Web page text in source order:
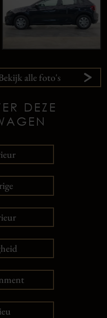
alle foto's
DEZE